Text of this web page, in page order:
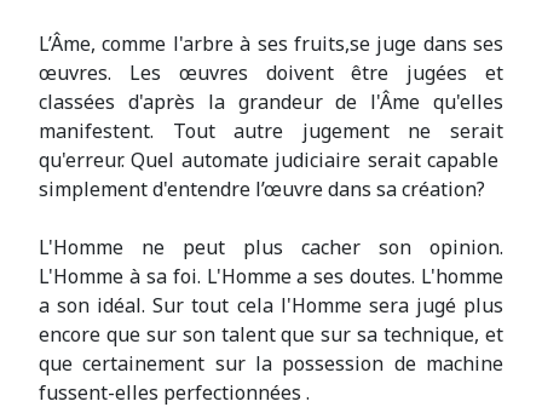
L’Âme, comme l'arbre à ses fruits,se juge dans ses
œuvres. Les œuvres doivent être jugées et
classées d'après la grandeur de l'Âme qu'elles
manifestent. Tout autre jugement ne serait
qu'erreur. Quel automate judiciaire serait capable
simplement d'entendre l’œuvre dans sa création?
L'Homme ne peut plus cacher son opinion.
L'Homme à sa foi. L'Homme a ses doutes. L'homme
a son idéal. Sur tout cela l'Homme sera jugé plus
encore que sur son talent que sur sa technique, et
que certainement sur la possession de machine
fussent-elles perfectionnées .